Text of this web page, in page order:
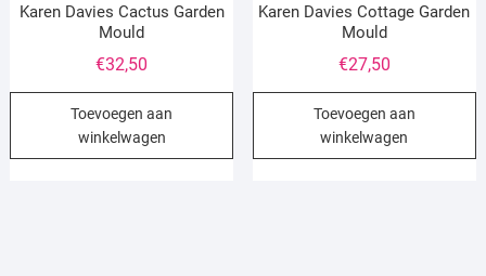
Karen Davies Cactus Garden
Mould
€32,50
Toevoegen aan
winkelwagen
Karen Davies Cottage Garden
Mould
€27,50
Toevoegen aan
winkelwagen